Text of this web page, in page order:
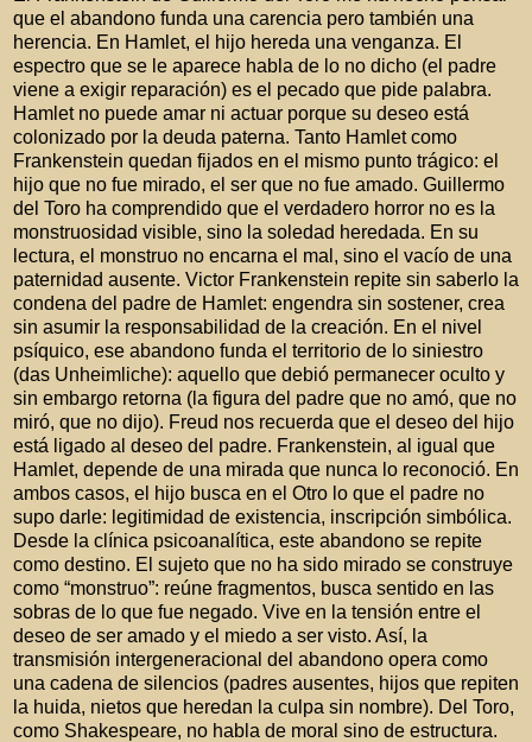
que el abandono funda una carencia pero también una
herencia. En Hamlet, el hijo hereda una venganza. El
espectro que se le aparece habla de lo no dicho (el padre
viene a exigir reparación) es el pecado que pide palabra.
Hamlet no puede amar ni actuar porque su deseo está
colonizado por la deuda paterna. Tanto Hamlet como
Frankenstein quedan fijados en el mismo punto trágico: el
hijo que no fue mirado, el ser que no fue amado. Guillermo
del Toro ha comprendido que el verdadero horror no es la
monstruosidad visible, sino la soledad heredada. En su
lectura, el monstruo no encarna el mal, sino el vacío de una
paternidad ausente. Victor Frankenstein repite sin saberlo la
condena del padre de Hamlet: engendra sin sostener, crea
sin asumir la responsabilidad de la creación. En el nivel
psíquico, ese abandono funda el territorio de lo siniestro
(das Unheimliche): aquello que debió permanecer oculto y
sin embargo retorna (la figura del padre que no amó, que no
miró, que no dijo). Freud nos recuerda que el deseo del hijo
está ligado al deseo del padre. Frankenstein, al igual que
Hamlet, depende de una mirada que nunca lo reconoció. En
ambos casos, el hijo busca en el Otro lo que el padre no
supo darle: legitimidad de existencia, inscripción simbólica.
Desde la clínica psicoanalítica, este abandono se repite
como destino. El sujeto que no ha sido mirado se construye
como “monstruo”: reúne fragmentos, busca sentido en las
sobras de lo que fue negado. Vive en la tensión entre el
deseo de ser amado y el miedo a ser visto. Así, la
transmisión intergeneracional del abandono opera como
una cadena de silencios (padres ausentes, hijos que repiten
la huida, nietos que heredan la culpa sin nombre). Del Toro,
como Shakespeare, no habla de moral sino de estructura.